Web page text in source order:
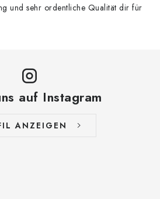
und sehr ordentliche Qualität dir für
auf Instagram
ANZEIGEN